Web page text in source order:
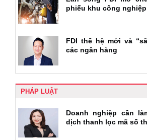
phiếu khu công nghiệp
FDI thế hệ mới và
các ngân hàng
PHÁP LUẬT
Doanh nghiệp cần
dịch thanh lọc mã số